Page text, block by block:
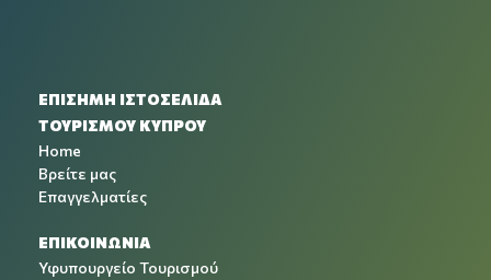
ΕΠΙΣΗΜΗ ΙΣΤΟΣΕΛΙΔΑ
ΤΟΥΡΙΣΜΟΥ ΚΥΠΡΟΥ
Home
Βρείτε μας
Επαγγελματίες
ΕΠΙΚΟΙΝΩΝΙΑ
Υφυπουργείο Τουρισμού